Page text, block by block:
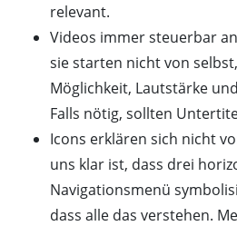
relevant.
Videos immer steuerbar
sie starten nicht von
Möglichkeit, Lautstärke
Falls nötig, sollten
Icons erklären sich nicht
uns klar ist, dass drei
Navigationsmenü
dass alle das verstehen.